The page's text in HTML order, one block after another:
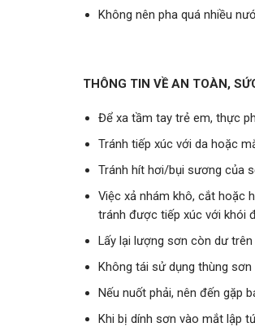
Không nên pha quá nhiều
THÔNG TIN VỀ AN TOÀN,
Để xa tầm tay trẻ em, thực
Tránh tiếp xúc với da hoặc
Tránh hít hơi/bụi sương của
Việc xả nhám khô, cắt hoặc
tránh được tiếp xúc với khói
Lấy lại lượng sơn còn dư
Không tái sử dụng thùng
Nếu nuốt phải, nên đến gặp
Khi bị dính sơn vào mắt lập